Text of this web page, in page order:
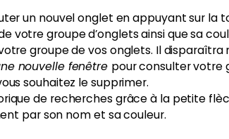
un nouvel onglet en appuyant sur la
votre groupe d’onglets ainsi que sa
groupe de vos onglets. Il disparaîtra
nouvelle fenêtre pour consulter votre
souhaitez le supprimer.
de recherches grâce à la petite
par son nom et sa couleur.